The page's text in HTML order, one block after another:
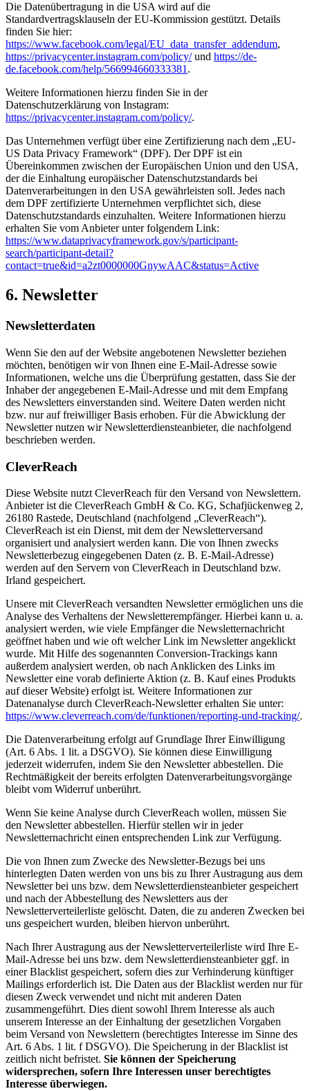
Die Datenübertragung in die USA wird auf die
Standardvertragsklauseln der EU-Kommission gestützt. Details
finden Sie hier:
https://www.facebook.com/legal/EU_data_transfer_addendum,
https://privacycenter.instagram.com/policy/und https://de-
de.facebook.com/help/566994660333381 .
Weitere Informationen hierzu finden Sie in der
Datenschutzerklärung von Instagram:
https://privacycenter.instagram.com/policy/.
Das Unternehmen verfügt über eine Zertifizierung nach dem „EU-
US Data Privacy Framework“ (DPF). Der DPF ist ein
Übereinkommen zwischen der Europäischen Union und den USA,
der die Einhaltung europäischer Datenschutzstandards bei
Datenverarbeitungen in den USA gewährleisten soll. Jedes nach
dem DPF zertifizierte Unternehmen verpflichtet sich, diese
Datenschutzstandards einzuhalten. Weitere Informationen hierzu
erhalten Sie vom Anbieter unter folgendem Link:
https://www.dataprivacyframework.gov/s/participant-
search/participant-detail?
contact=true&id=a2zt0000000GnywAAC&status=Active
6. Newsletter
Newsletter­daten
Wenn Sie den auf der Website angebotenen Newsletter beziehen
möchten, benötigen wir von Ihnen eine E-Mail-Adresse sowie
Informationen, welche uns die Überprüfung gestatten, dass Sie der
Inhaber der angegebenen E-Mail-Adresse und mit dem Empfang
des Newsletters einverstanden sind. Weitere Daten werden nicht
bzw. nur auf freiwilliger Basis erhoben. Für die Abwicklung der
Newsletter nutzen wir Newsletterdiensteanbieter, die nachfolgend
beschrieben werden.
CleverReach
Diese Website nutzt CleverReach für den Versand von Newslettern.
Anbieter ist die CleverReach GmbH & Co. KG, Schafjückenweg 2,
26180 Rastede, Deutschland (nachfolgend „CleverReach“).
CleverReach ist ein Dienst, mit dem der Newsletterversand
organisiert und analysiert werden kann. Die von Ihnen zwecks
Newsletterbezug eingegebenen Daten (z. B. E-Mail-Adresse)
werden auf den Servern von CleverReach in Deutschland bzw.
Irland gespeichert.
Unsere mit CleverReach versandten Newsletter ermöglichen uns die
Analyse des Verhaltens der Newsletterempfänger. Hierbei kann u. a.
analysiert werden, wie viele Empfänger die Newsletternachricht
geöffnet haben und wie oft welcher Link im Newsletter angeklickt
wurde. Mit Hilfe des sogenannten Conversion-Trackings kann
außerdem analysiert werden, ob nach Anklicken des Links im
Newsletter eine vorab definierte Aktion (z. B. Kauf eines Produkts
auf dieser Website) erfolgt ist. Weitere Informationen zur
Datenanalyse durch CleverReach-Newsletter erhalten Sie unter:
https://www.cleverreach.com/de/funktionen/reporting-und-tracking/.
Die Datenverarbeitung erfolgt auf Grundlage Ihrer Einwilligung
(Art. 6 Abs. 1 lit. a DSGVO). Sie können diese Einwilligung
jederzeit widerrufen, indem Sie den Newsletter abbestellen. Die
Rechtmäßigkeit der bereits erfolgten Datenverarbeitungsvorgänge
bleibt vom Widerruf unberührt.
Wenn Sie keine Analyse durch CleverReach wollen, müssen Sie
den Newsletter abbestellen. Hierfür stellen wir in jeder
Newsletternachricht einen entsprechenden Link zur Verfügung.
Die von Ihnen zum Zwecke des Newsletter-Bezugs bei uns
hinterlegten Daten werden von uns bis zu Ihrer Austragung aus dem
Newsletter bei uns bzw. dem Newsletterdiensteanbieter gespeichert
und nach der Abbestellung des Newsletters aus der
Newsletterverteilerliste gelöscht. Daten, die zu anderen Zwecken bei
uns gespeichert wurden, bleiben hiervon unberührt.
Nach Ihrer Austragung aus der Newsletterverteilerliste wird Ihre E-
Mail-Adresse bei uns bzw. dem Newsletterdiensteanbieter ggf. in
einer Blacklist gespeichert, sofern dies zur Verhinderung künftiger
Mailings erforderlich ist. Die Daten aus der Blacklist werden nur für
diesen Zweck verwendet und nicht mit anderen Daten
zusammengeführt. Dies dient sowohl Ihrem Interesse als auch
unserem Interesse an der Einhaltung der gesetzlichen Vorgaben
beim Versand von Newslettern (berechtigtes Interesse im Sinne des
Art. 6 Abs. 1 lit. f DSGVO). Die Speicherung in der Blacklist ist
zeitlich nicht befristet. Sie können der Speicherung
widersprechen, sofern Ihre Interessen unser berechtigtes
Interesse überwiegen.